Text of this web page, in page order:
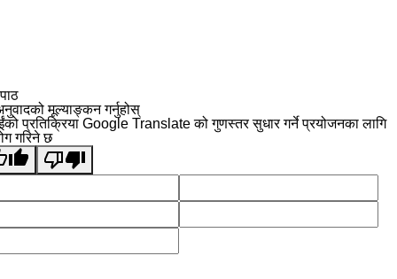
मूल्याङ्कन गर्नुहोस्
प्रतिक्रिया Google Translate को गुणस्तर सुधार गर्ने प्रयोजनका लागि
गरिने छ